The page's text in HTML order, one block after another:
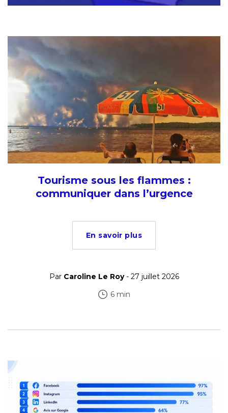
Tourisme sous les flammes :
communiquer dans l’urgence
En savoir plus
Par Caroline Le Roy- 27 juillet 2026
6 min